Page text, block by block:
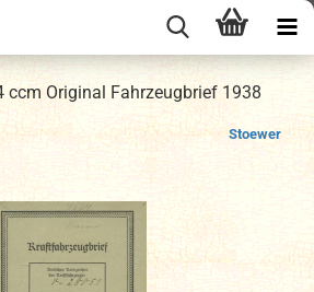
ccm Original Fahrzeugbrief 1938
Stoewer